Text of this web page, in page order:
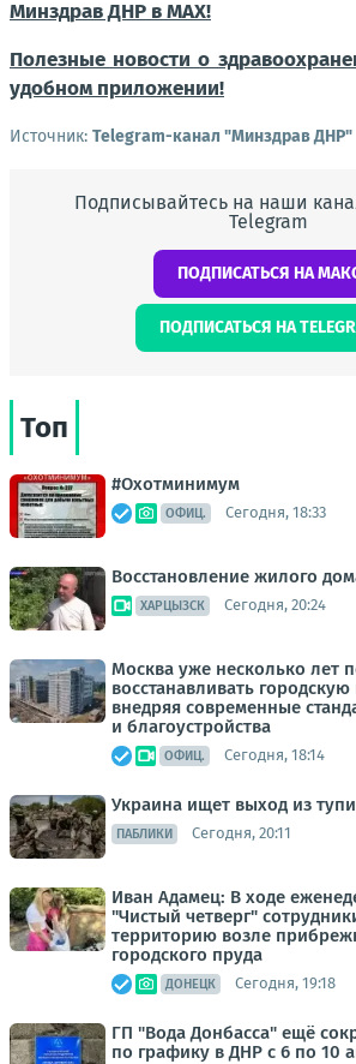
Минздрав ДНР в МАХ!
Полезные новости о
удобном приложении!
Источник: Telegram-канал "Минздрав ДНР"
Подписывайтесь на наши
Telegram
ПОДПИСАТЬСЯ НА
ПОДПИСАТЬСЯ НА
Топ
#Охотминимум
ОФИЦ. Сегодня, 18:33
Восстановление жилого
ХАРЦЫЗСК Сегодня, 20:24
Москва уже несколько лет
восстанавливать
внедряя современные
и благоустройства
ОФИЦ. Сегодня, 18:14
Украина ищет выход из
ПАБЛИКИ Сегодня, 20:11
Иван Адамец: В ходе
"Чистый четверг"
территорию возле
городского пруда
ДОНЕЦК Сегодня, 19:18
ГП "Вода Донбасса" ещё
по графику в ДНР с 6 по 10